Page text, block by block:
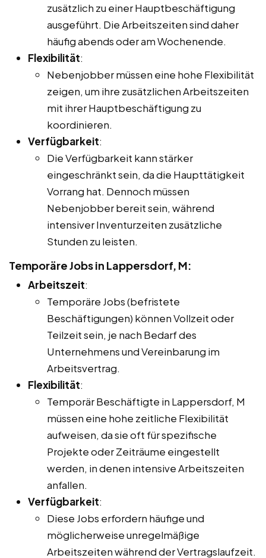
zusätzlich zu einer Hauptbeschäftigung
ausgeführt. Die Arbeitszeiten sind daher
häufig abends oder am Wochenende.
Flexibilität:
Nebenjobber müssen eine hohe Flexibilität
zeigen, um ihre zusätzlichen Arbeitszeiten
mit ihrer Hauptbeschäftigung zu
koordinieren.
Verfügbarkeit:
Die Verfügbarkeit kann stärker
eingeschränkt sein, da die Haupttätigkeit
Vorrang hat. Dennoch müssen
Nebenjobber bereit sein, während
intensiver Inventurzeiten zusätzliche
Stunden zu leisten.
Temporäre Jobs in Lappersdorf, M:
Arbeitszeit:
Temporäre Jobs (befristete
Beschäftigungen) können Vollzeit oder
Teilzeit sein, je nach Bedarf des
Unternehmens und Vereinbarung im
Arbeitsvertrag.
Flexibilität:
Temporär Beschäftigte in Lappersdorf, M
müssen eine hohe zeitliche Flexibilität
aufweisen, da sie oft für spezifische
Projekte oder Zeiträume eingestellt
werden, in denen intensive Arbeitszeiten
anfallen.
Verfügbarkeit:
Diese Jobs erfordern häufige und
möglicherweise unregelmäßige
Arbeitszeiten während der Vertragslaufzeit.